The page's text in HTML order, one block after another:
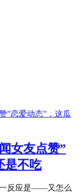
女友点赞”
是不吃
一反应是——又怎么